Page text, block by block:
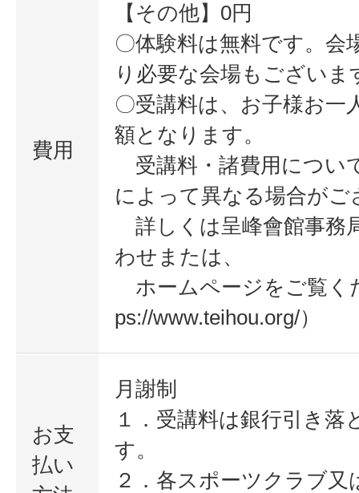
費用
【その他】0円
〇体験料は無料です。会
り必要な会場もございま
〇受講料は、お子様お一
額となります。
受講料・諸費用につい
によって異なる場合がご
詳しくは呈峰會館事務
わせまたは、
ホームページをご覧く
ps://www.teihou.org/）
お支
払い
月謝制
１．受講料は銀行引き落
す。
２．各スポーツクラブ又